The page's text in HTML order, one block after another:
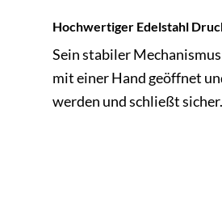
Hochwertiger Edelstahl
Sein stabiler
mit einer Hand geöffnet
werden und schließt sicher.